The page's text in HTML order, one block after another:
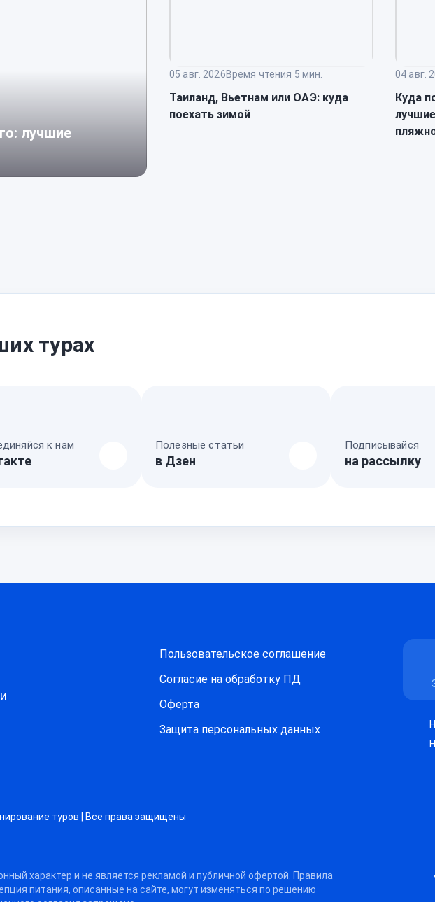
лучшие
05 авг. 2026Время чтения 5 мин.
Таиланд, Вьетнам или ОАЭ: куда
поехать зимой
04 авг.
Куда
турах
к нам Полезные статьи
в Дзен
Подписывайся
на рассылку
Пользовательское соглашение
Согласие на обработку ПД
Оферта
Защитa персональных данных
туров | Все права защищены
характер и не является рекламой и публичной офертой. Правила
питания, описанные на сайте, могут изменяться по решению